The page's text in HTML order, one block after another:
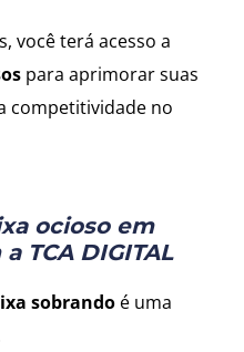
você terá acesso a
para aprimorar suas
competitividade no
ocioso em
TCA DIGITAL
sobrando é uma